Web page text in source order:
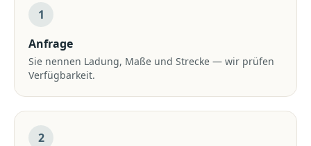
1
Anfrage
Sie nennen Ladung, Maße und Strecke — wir prüfen
Verfügbarkeit.
2